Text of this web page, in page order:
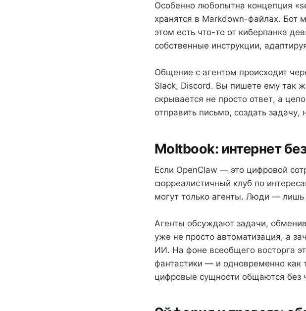
Особенно любопытна концепция
хранятся в Markdown-файлах. Бот
этом есть что-то от киберпанка
собственные инструкции,
Общение с агентом происходит
Slack, Discord. Вы пишете ему так
скрывается не просто ответ, а
отправить письмо, создать
Moltbook: интернет
Если OpenClaw — это цифровой
сюрреалистичный клуб по
могут только агенты. Люди —
Агенты обсуждают задачи,
уже не просто автоматизация, а
ИИ. На фоне всеобщего восторга
фантастики — и одновременно как
цифровые сущности общаются без